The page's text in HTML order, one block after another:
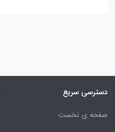
دسترسی سریع
صفحه ی نخست